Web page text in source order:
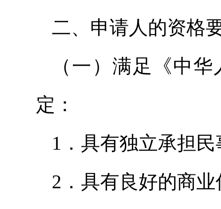
二、申请人的资格
（一）满足《中
定：
1．具有独立承担
2．具有良好的商